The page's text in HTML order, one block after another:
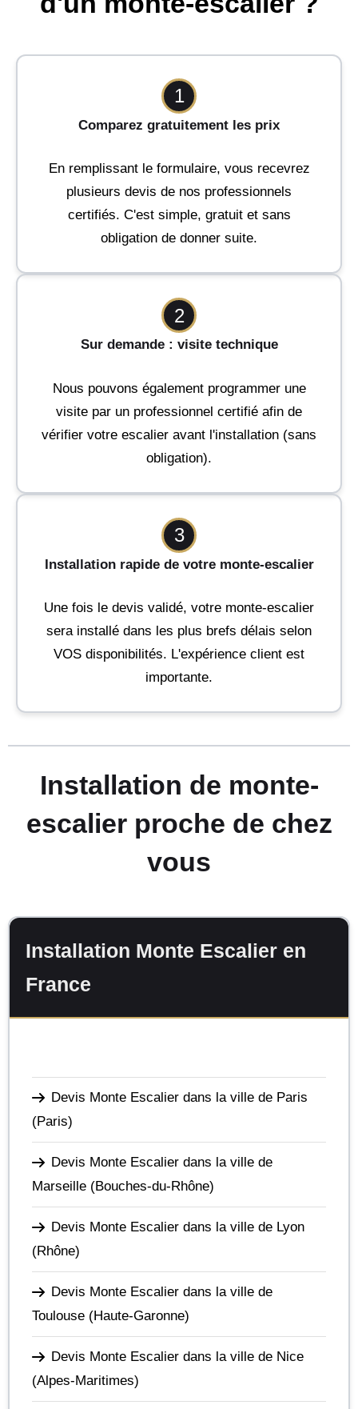
1
Comparez gratuitement les prix
En remplissant le formulaire, vous recevrez
plusieurs devis de nos professionnels
certifiés. C'est simple, gratuit et sans
obligation de donner suite.
2
Sur demande : visite technique
Nous pouvons également programmer une
visite par un professionnel certifié afin de
vérifier votre escalier avant l'installation (sans
obligation).
3
Installation rapide de votre monte-escalier
Une fois le devis validé, votre monte-escalier
sera installé dans les plus brefs délais selon
VOS disponibilités. L'expérience client est
importante.
Installation de monte-
escalier proche de chez
vous
Installation Monte Escalier en
France
Devis Monte Escalier dans la ville de Paris
(Paris)
Devis Monte Escalier dans la ville de
Marseille (Bouches-du-Rhône)
Devis Monte Escalier dans la ville de Lyon
(Rhône)
Devis Monte Escalier dans la ville de
Toulouse (Haute-Garonne)
Devis Monte Escalier dans la ville de Nice
(Alpes-Maritimes)